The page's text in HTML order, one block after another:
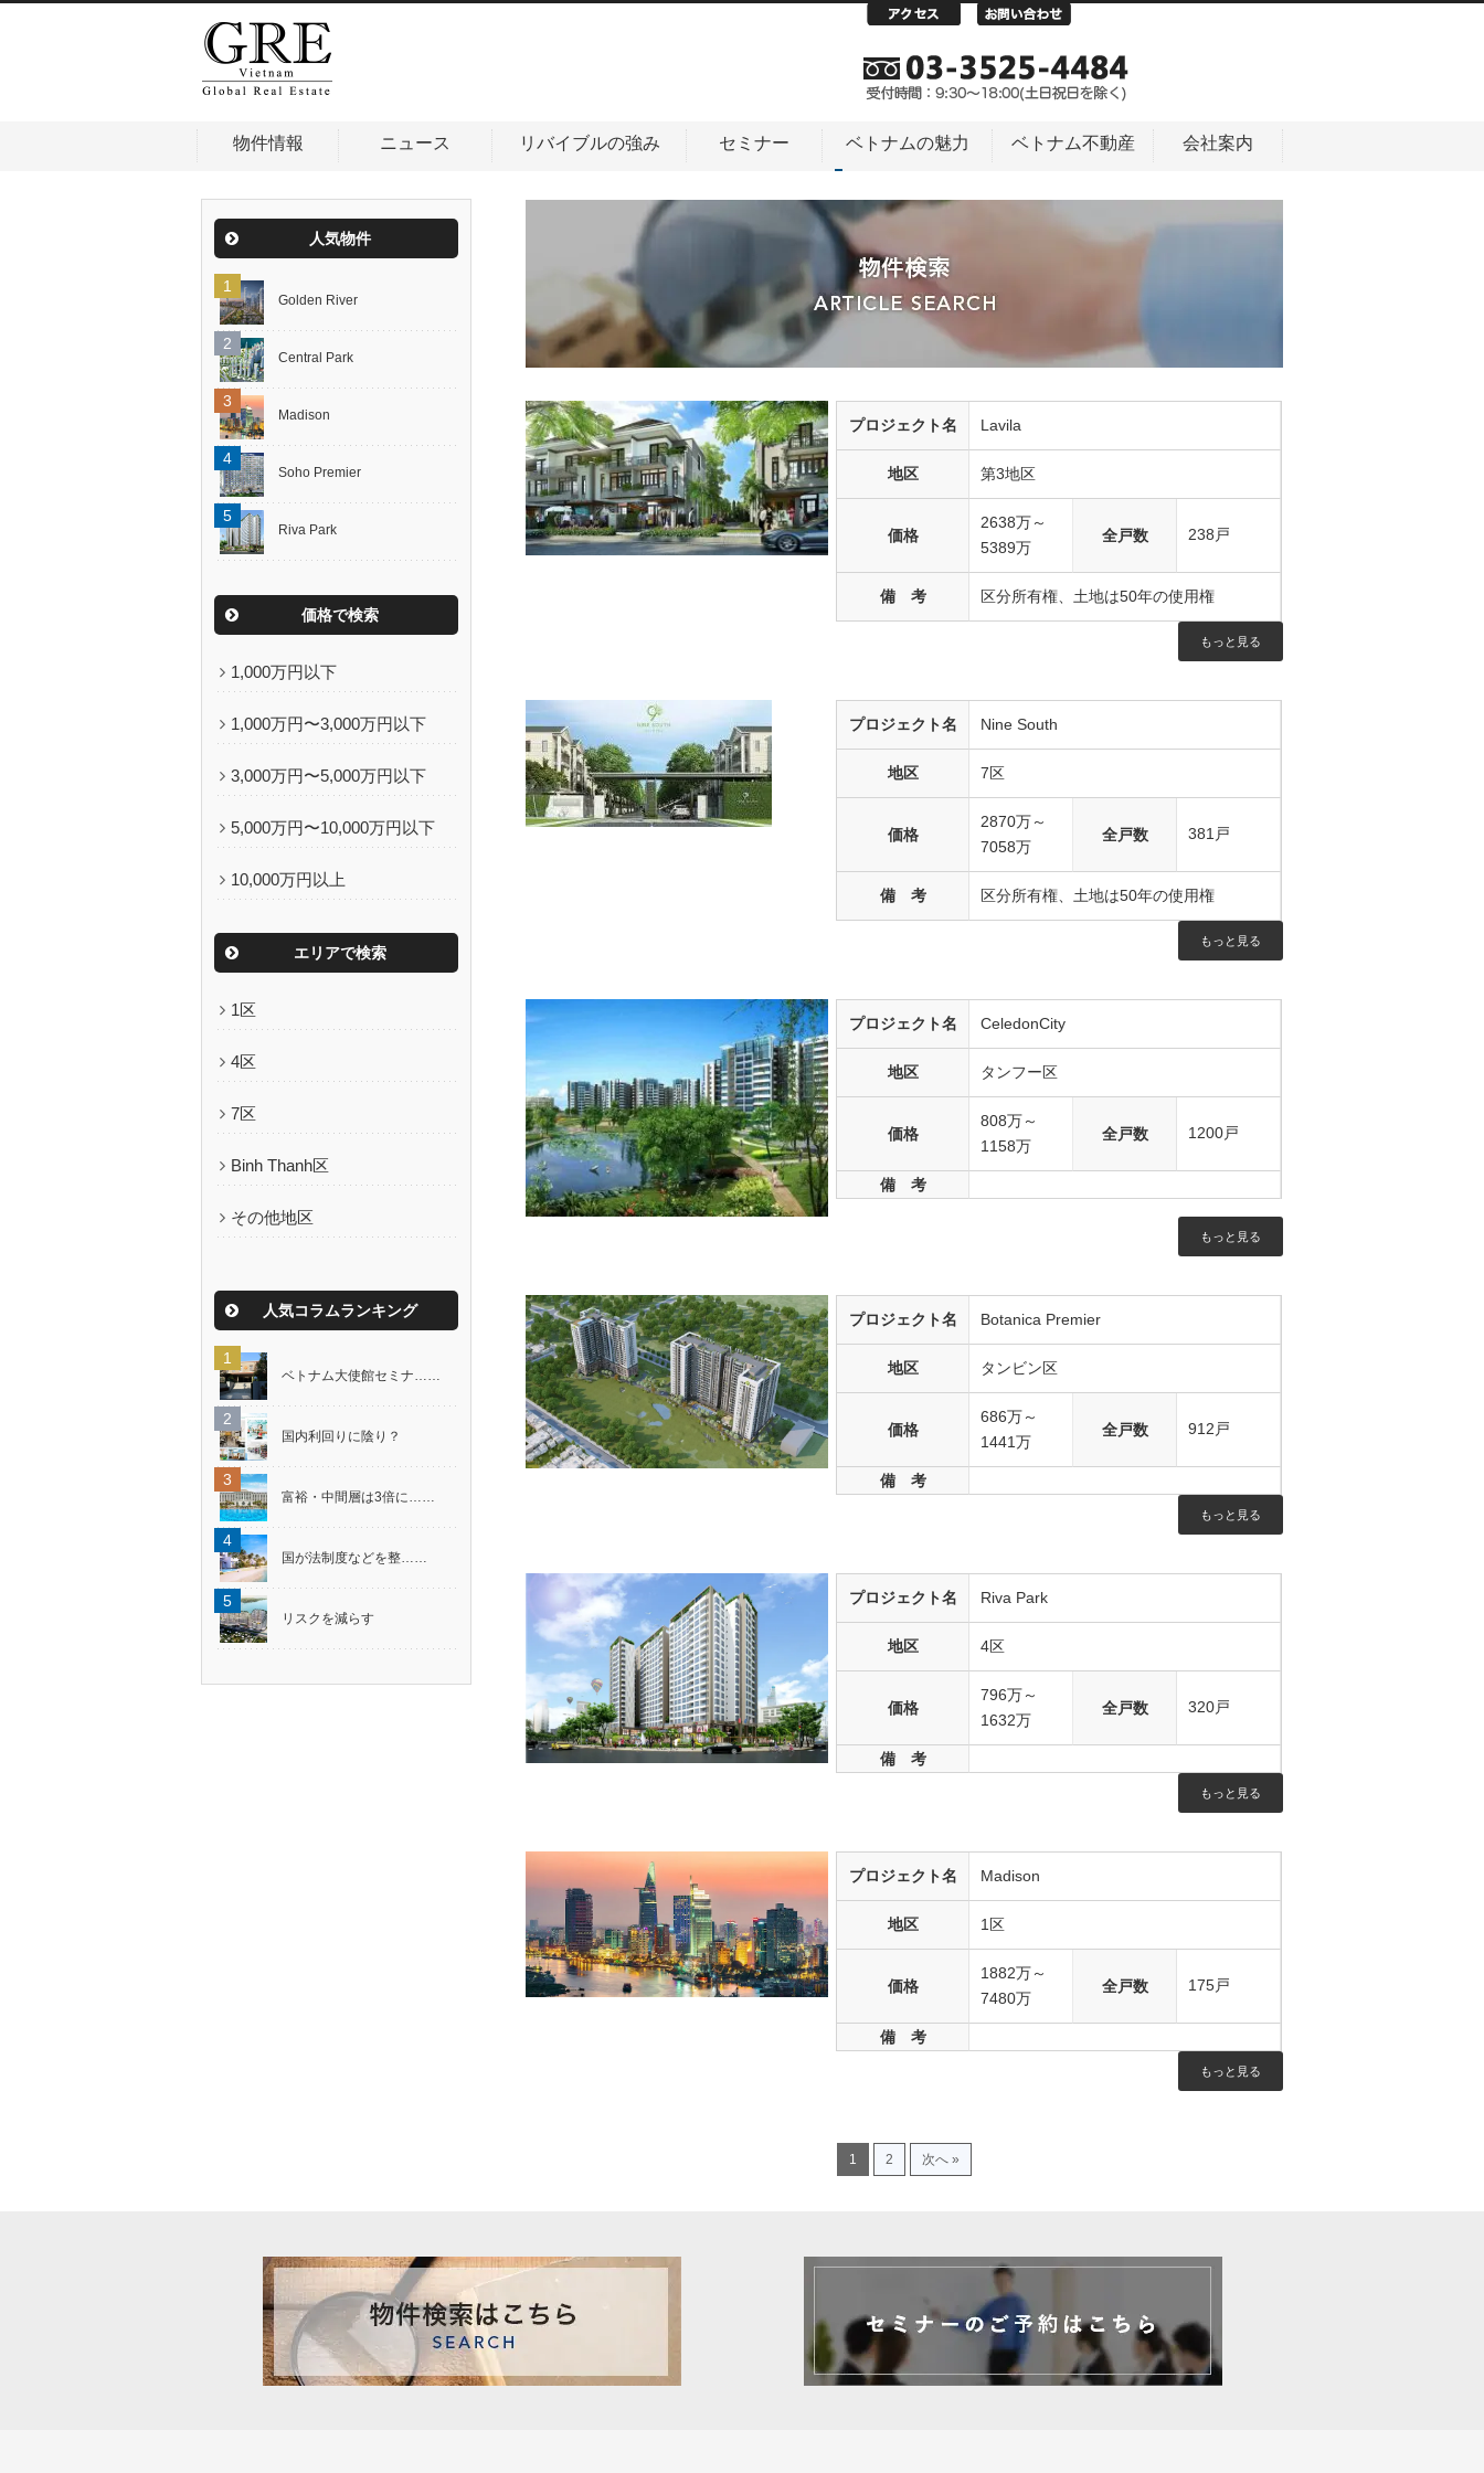
物件情報 ニュース リバイブルの強み セミナー ベトナムの魅力 ベトナム不動産 会社案内
人気物件
Golden River
Central Park
Madison
Soho Premier
Riva Park
価格で検索
1,000万円以下
1,000万円〜3,000万円以下
3,000万円〜5,000万円以下
5,000万円〜10,000万円以下
10,000万円以上
エリアで検索
1区
4区
7区
Binh Thanh区
その他地区
人気コラムランキング
ベトナム大使館セミナ……
国内利回りに陰り？
富裕・中間層は3倍に……
国が法制度などを整……
リスクを減らす
プロジェクト名 Lavila
地区 第3地区
価格
2638万～
5389万
全戸数 238戸
備 考 区分所有権、土地は50年の使用権
もっと見る
プロジェクト名 Nine South
地区 7区
価格
2870万～
7058万
全戸数 381戸
備 考 区分所有権、土地は50年の使用権
もっと見る
プロジェクト名 CeledonCity
地区 タンフー区
価格
808万～
1158万
全戸数 1200戸
備 考
もっと見る
プロジェクト名 Botanica Premier
地区 タンビン区
価格
686万～
1441万
全戸数 912戸
備 考
もっと見る
プロジェクト名 Riva Park
地区 4区
価格
796万～
1632万
全戸数 320戸
備 考
もっと見る
プロジェクト名 Madison
地区 1区
価格
1882万～
7480万
全戸数 175戸
備 考
もっと見る
1 2 次へ »